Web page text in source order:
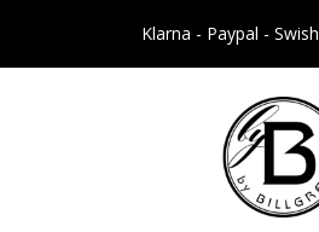
Klarna - Paypal - Swish